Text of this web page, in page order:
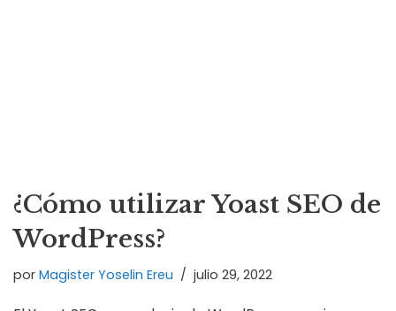
¿Cómo utilizar Yoast SEO de
WordPress?
por Magister Yoselin Ereu julio 29, 2022